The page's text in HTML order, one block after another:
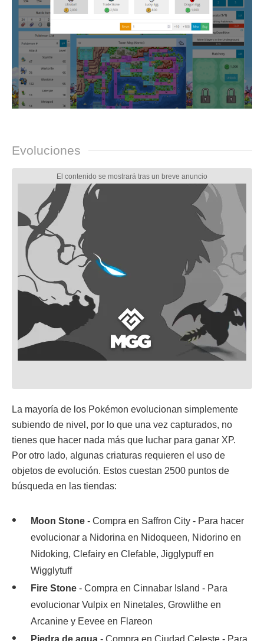
Evoluciones
La mayoría de los Pokémon evolucionan simplemente
subiendo de nivel, por lo que una vez capturados, no
tienes que hacer nada más que luchar para ganar XP.
Por otro lado, algunas criaturas requieren el uso de
objetos de evolución. Estos cuestan 2500 puntos de
búsqueda en las tiendas:
Moon Stone - Compra en Saffron City - Para hacer
evolucionar a Nidorina en Nidoqueen, Nidorino en
Nidoking, Clefairy en Clefable, Jigglypuff en
Wigglytuff
Fire Stone - Compra en Cinnabar Island - Para
evolucionar Vulpix en Ninetales, Growlithe en
Arcanine y Eevee en Flareon